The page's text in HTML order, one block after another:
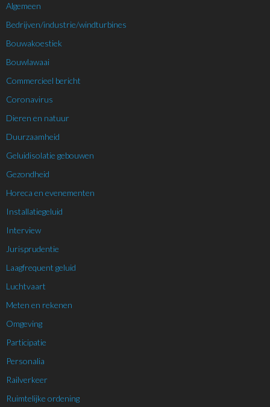
Algemeen
Bedrijven/industrie/windturbines
Bouwakoestiek
Bouwlawaai
Commercieel bericht
Coronavirus
Dieren en natuur
Duurzaamheid
Geluidisolatie gebouwen
Gezondheid
Horeca en evenementen
Installatiegeluid
Interview
Jurisprudentie
Laagfrequent geluid
Luchtvaart
Meten en rekenen
Omgeving
Participatie
Personalia
Railverkeer
Ruimtelijke ordening